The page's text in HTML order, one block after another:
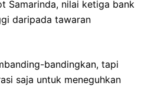
Samarinda, nilai ketiga bank
daripada tawaran
bandingkan, tapi
saja untuk meneguhkan